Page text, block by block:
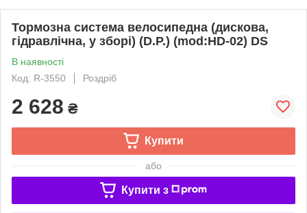
Тормозна система велосипедна (дискова,
гідравлічна, у зборі) (D.P.) (mod:HD-02) DS
В наявності
Код: R-3550
Роздріб
2 628 ₴
Купити
або
Купити з